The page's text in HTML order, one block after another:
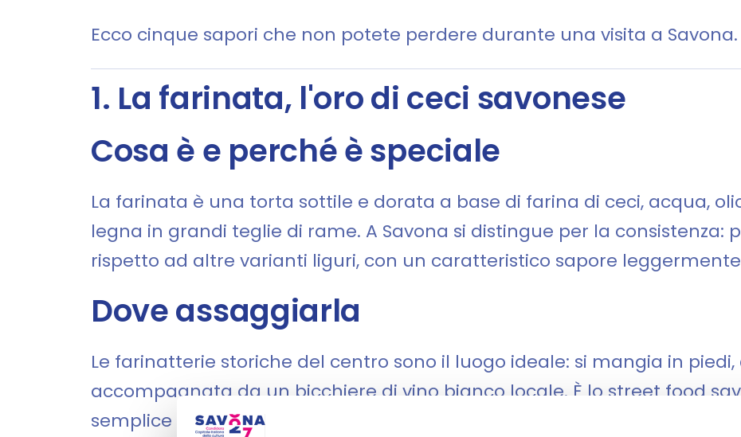
Ecco cinque sapori che non potete perdere durante una visita a Savona.
1. La farinata, l'oro di ceci savonese
Cosa è e perché è speciale
La farinata è una torta sottile e dorata a base di farina di ceci, acqua,
legna in grandi teglie di rame. A Savona si distingue per la consistenza:
rispetto ad altre varianti liguri, con un caratteristico sapore
Dove assaggiarla
Le farinatterie storiche del centro sono il luogo ideale: si mangia in
accompagnata da un bicchiere di vino bianco locale. È lo street food
semplice e irresistibile.